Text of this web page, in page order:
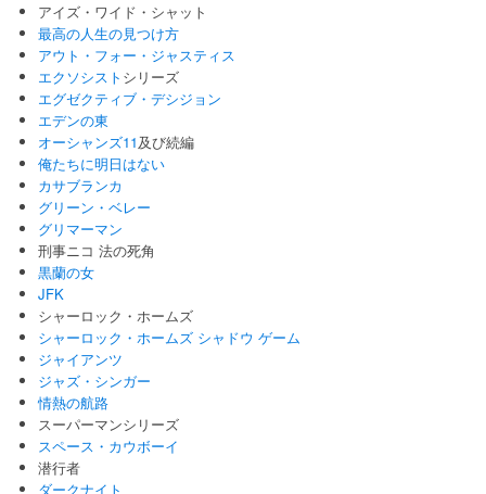
アイズ・ワイド・シャット
最高の人生の見つけ方
アウト・フォー・ジャスティス
エクソシスト シリーズ
エグゼクティブ・デシジョン
エデンの東
オーシャンズ11及び続編
俺たちに明日はない
カサブランカ
グリーン・ベレー
グリマーマン
刑事ニコ 法の死角
黒蘭の女
JFK
シャーロック・ホームズ
シャーロック・ホームズ シャドウ ゲーム
ジャイアンツ
ジャズ・シンガー
情熱の航路
スーパーマンシリーズ
スペース・カウボーイ
潜行者
ダークナイト